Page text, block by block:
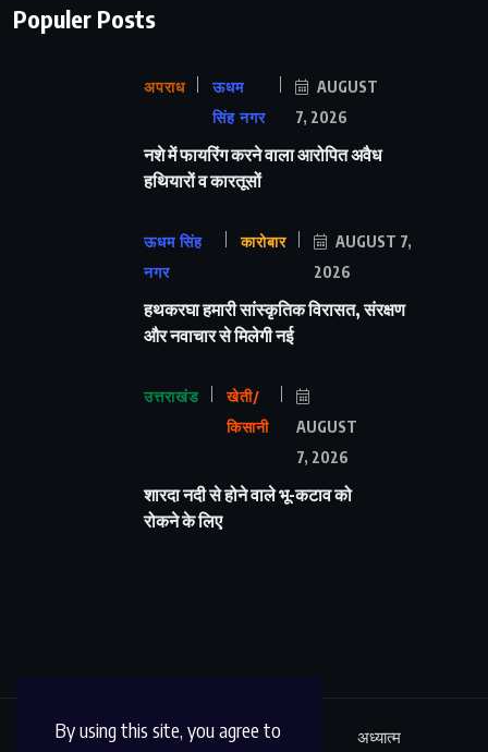
By using this site, you agree to
Populer Posts
अपराध
ऊधम
सिंह नगर
AUGUST
7, 2026
नशे में फायरिंग करने वाला आरोपित अवैध
हथियारों व कारतूसों
ऊधम सिंह
नगर
कारोबार
AUGUST 7,
2026
हथकरघा हमारी सांस्कृतिक विरासत, संरक्षण
और नवाचार से मिलेगी नई
उत्तराखंड
खेती/
किसानी
AUGUST
7, 2026
शारदा नदी से होने वाले भू-कटाव को
रोकने के लिए
ऊधम सिंह नगर अंतर्राष्ट्रीय अध्यात्म